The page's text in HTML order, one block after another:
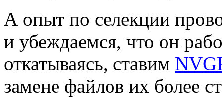
А опыт по селекции
и убеждаемся, что он
откатываясь, ставим
замене файлов их более